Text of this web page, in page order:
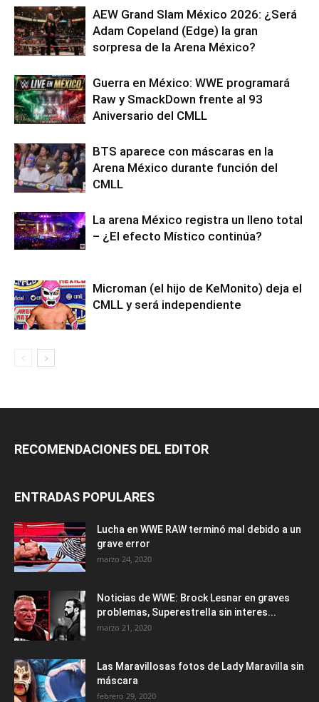
AEW Grand Slam México 2026: ¿Será
Adam Copeland (Edge) la gran
sorpresa de la Arena México?
Guerra en México: WWE programará
Raw y SmackDown frente al 93
Aniversario del CMLL
BTS aparece con máscaras en la
Arena México durante función del
CMLL
La arena México registra un lleno total
– ¿El efecto Místico continúa?
Microman (el hijo de KeMonito) deja el
CMLL y será independiente
RECOMENDACIONES DEL EDITOR
ENTRADAS POPULARES
Lucha en WWE RAW terminó mal debido a un
grave error
marzo 24, 2020
Noticias de WWE: Brock Lesnar en graves
problemas, Superestrella sin interes...
marzo 21, 2020
Las Maravillosas fotos de Lady Maravilla sin
máscara
febrero 29, 2020